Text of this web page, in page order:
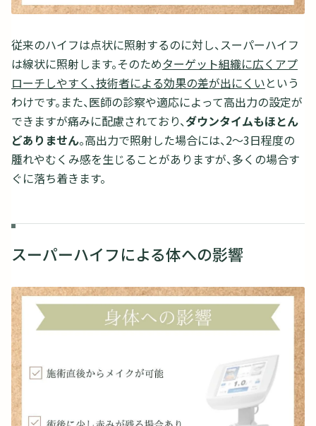
従来のハイフは点状に照射するのに対し、スーパーハイフ
は線状に照射します。そのためターゲット組織に広くアプ
ローチしやすく、技術者による効果の差が出にくいという
わけです。また、医師の診察や適応によって高出力の設定が
できますが痛みに配慮されており、ダウンタイムもほとん
どありません。高出力で照射した場合には、2〜3日程度の
腫れやむくみ感を生じることがありますが、多くの場合す
ぐに落ち着きます。
スーパーハイフによる体への影響